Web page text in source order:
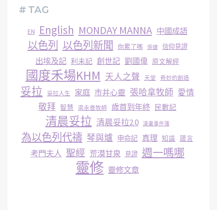
# TAG
EN English MONDAY MANNA 中國成語
以色列 以色列新聞 你累了嗎 保捷 信仰見證
出埃及記 利未記 創世記 劉國偉 原文解經
國度禾場KHM 天人之聲 天堂 奇妙的創造
妥拉 妥拉人生 家庭 市井心靈 張哈拿牧師 愛情
敬拜 智慧 梁永善牧師 歳首到年終 民數記
清晨妥拉 清晨妥拉2.0 漫畫事件簿
為以色列代禱 琴與爐 申命記 真理 知識 箴言
考門夫人 聖經 荒漠甘泉 見證 週一嗎哪
靈修 靈修文章